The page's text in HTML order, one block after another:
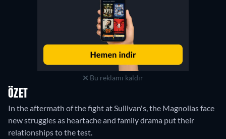
Bu reklamı kaldır
ÖZET
In the aftermath of the fight at Sullivan's, the Magnolias face
new struggles as heartache and family drama put their
relationships to the test.